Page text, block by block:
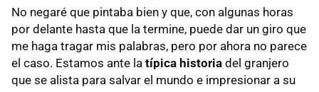
No negaré que pintaba bien y que, con algunas horas
por delante hasta que la termine, puede dar un giro que
me haga tragar mis palabras, pero por ahora no parece
el caso. Estamos ante la típica historia del granjero
que se alista para salvar el mundo e impresionar a su